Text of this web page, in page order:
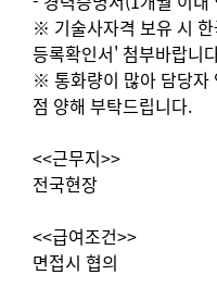
※ 기술사자격 보유 시
등록확인서' 첨부바랍니
※ 통화량이 많아 담당자
점 양해 부탁드립니다.
<<근무지>>
전국현장
<<급여조건>>
면접시 협의